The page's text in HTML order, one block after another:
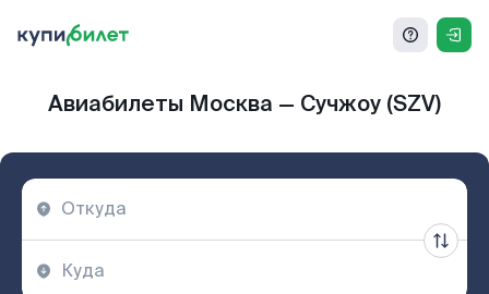
Авиабилеты Москва — Сучжоу (SZV)